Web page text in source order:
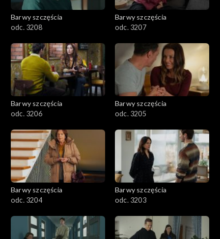
Barwy szczęścia
odc. 3208
Barwy szczęścia
odc. 3207
Barwy szczęścia
odc. 3206
Barwy szczęścia
odc. 3205
Barwy szczęścia
odc. 3204
Barwy szczęścia
odc. 3203